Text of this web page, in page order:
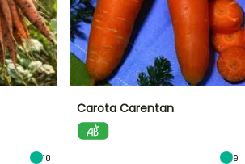
18
Carota Carentan
9